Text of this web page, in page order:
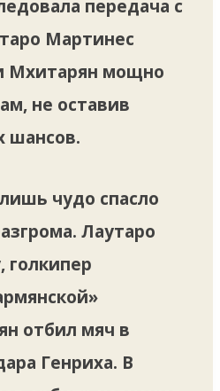
передача с
Мартинес
Мхитарян мощно
не оставив
шансов.
чудо спасло
Лаутаро
голкипер
отбил мяч в
Генриха. В